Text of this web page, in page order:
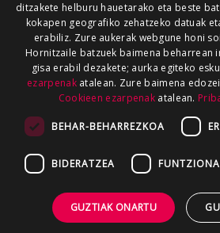
ditzakete helburu hauetarako eta beste
kokapen geografiko zehatzeko datuak
erabiliz. Zure aukerak webgune honi
Hornitzaile batzuek baimena beharrean
gisa erabil dezakete; aurka egiteko
ezarpenakatalean. Zure baimena
Cookieen ezarpenak atalean.
BEHAR-BEHARREZKOA
BIDERATZEA
GUZTIAK ONARTU